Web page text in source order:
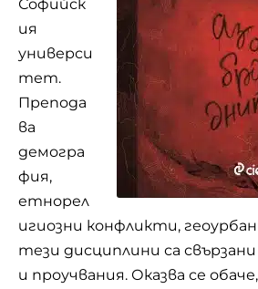
Софийск
ия
универси
тет.
Препода
ва
демогра
фия,
етнорел
игиозни конфликти,
тези дисциплини са свързани
и проучвания. Оказва се